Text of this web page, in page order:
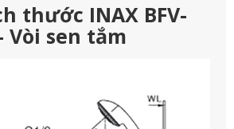
thước INAX BFV-
Vòi sen tắm